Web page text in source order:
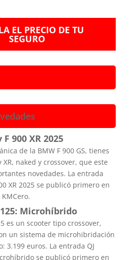
EL PRECIO DE TU
SEGURO
F 900 XR 2025
de la BMW F 900 GS, tienes
XR, naked y crossover, que este
novedades. La entrada
XR 2025 se publicó primero en
Microhíbrido
es un scooter tipo crossover,
un sistema de microhibridación
3.199 euros. La entrada QJ
se publicó primero en